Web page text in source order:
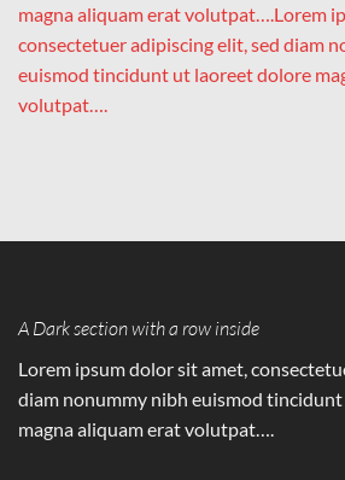
magna aliquam erat volutpat….Lorem
consectetuer adipiscing elit, sed diam
euismod tincidunt ut laoreet dolore
volutpat….
A Dark section with a row inside
Lorem ipsum dolor sit amet,
diam nonummy nibh euismod
magna aliquam erat volutpat….